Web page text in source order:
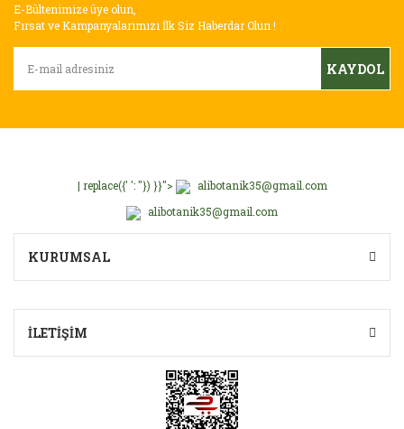
Ürün açıklamasında eksik bilgiler bulunuyor.
Ürün fiyatı diğer sitelerden daha pahalı.
E-Bültenimize üye olun,
Fırsat ve Kampanyalarımızı İlk Siz Haberdar Olun !
KAYDOL
| replace({' ': ''}) }}">
alibotanik35@gmail.com
alibotanik35@gmail.com
KURUMSAL
İLETİŞİM